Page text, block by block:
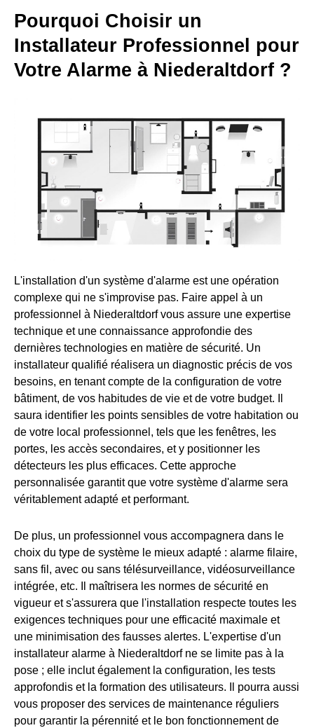
Pourquoi Choisir un
Installateur Professionnel pour
Votre Alarme à Niederaltdorf ?
L'installation d'un système d'alarme est une opération
complexe qui ne s'improvise pas. Faire appel à un
professionnel à Niederaltdorf vous assure une expertise
technique et une connaissance approfondie des
dernières technologies en matière de sécurité. Un
installateur qualifié réalisera un diagnostic précis de vos
besoins, en tenant compte de la configuration de votre
bâtiment, de vos habitudes de vie et de votre budget. Il
saura identifier les points sensibles de votre habitation ou
de votre local professionnel, tels que les fenêtres, les
portes, les accès secondaires, et y positionner les
détecteurs les plus efficaces. Cette approche
personnalisée garantit que votre système d'alarme sera
véritablement adapté et performant.
De plus, un professionnel vous accompagnera dans le
choix du type de système le mieux adapté : alarme filaire,
sans fil, avec ou sans télésurveillance, vidéosurveillance
intégrée, etc. Il maîtrisera les normes de sécurité en
vigueur et s'assurera que l'installation respecte toutes les
exigences techniques pour une efficacité maximale et
une minimisation des fausses alertes. L'expertise d'un
installateur alarme à Niederaltdorf ne se limite pas à la
pose ; elle inclut également la configuration, les tests
approfondis et la formation des utilisateurs. Il pourra aussi
vous proposer des services de maintenance réguliers
pour garantir la pérennité et le bon fonctionnement de